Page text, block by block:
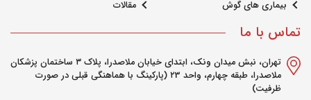
بیماری های گوش
مقالات
تماس با ما
تهران، نبش میدان ونک، ابتدای خیابان ملاصدرا، پلاک ۳ ساختمان پزشکان
ملاصدرا، طبقه چهارم، واحد ۲3 (پارکینگ با هماهنگی قبلی در صورت
ظرفیت)